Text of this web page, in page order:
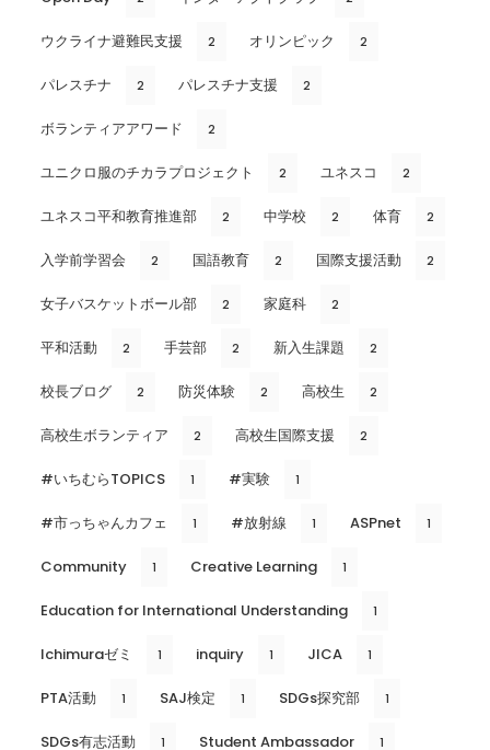
ウクライナ避難民支援 2 オリンピック 2
パレスチナ 2 パレスチナ支援 2
ボランティアアワード 2
ユニクロ服のチカラプロジェクト 2 ユネスコ 2
ユネスコ平和教育推進部 2 中学校 2 体育 2
入学前学習会 2 国語教育 2 国際支援活動 2
女子バスケットボール部 2 家庭科 2
平和活動 2 手芸部 2 新入生課題 2
校長ブログ 2 防災体験 2 高校生 2
高校生ボランティア 2 高校生国際支援 2
#いちむらTOPICS 1 #実験 1
#市っちゃんカフェ 1 #放射線 1 ASPnet 1
Community 1 Creative Learning 1
Education for International Understanding 1
Ichimuraゼミ 1 inquiry 1 JICA 1
PTA活動 1 SAJ検定 1 SDGs探究部 1
SDGs有志活動 1 Student Ambassador 1